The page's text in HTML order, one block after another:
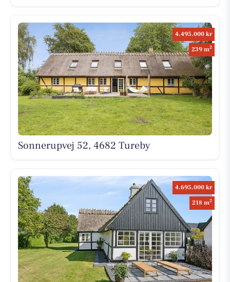
4.495.000 kr
239 m2
Sonnerupvej 52, 4682 Tureby
4.695.000 kr
218 m2